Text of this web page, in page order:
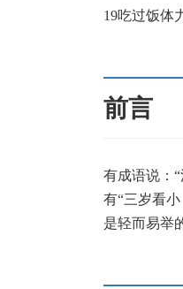
19吃过饭体
前言
有成语说：
有“三岁看
是轻而易举